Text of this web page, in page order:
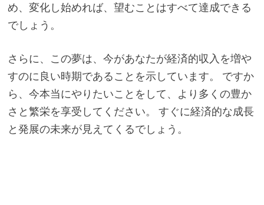
め、変化し始めれば、望むことはすべて達成できる
でしょう。
さらに、この夢は、今があなたが経済的収入を増や
すのに良い時期であることを示しています。 ですか
ら、今本当にやりたいことをして、より多くの豊か
さと繁栄を享受してください。 すぐに経済的な成長
と発展の未来が見えてくるでしょう。